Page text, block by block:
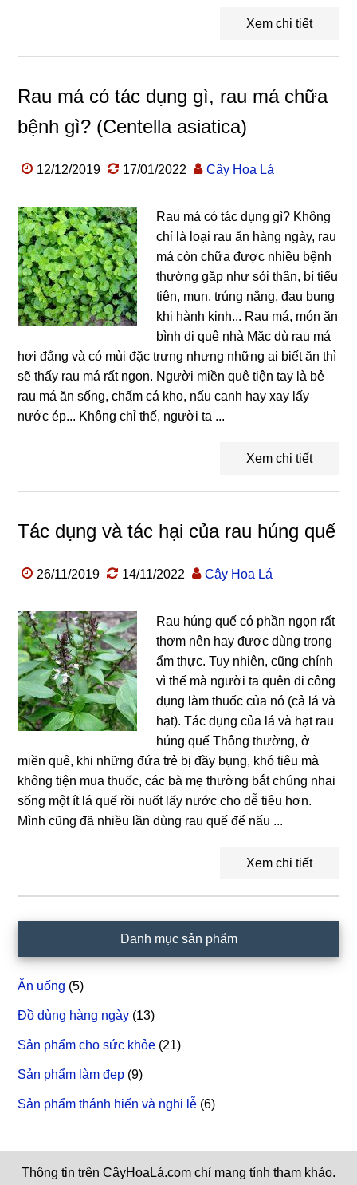
Xem chi tiết
Rau má có tác dụng gì, rau má chữa
bệnh gì? (Centella asiatica)
12/12/2019 17/01/2022 Cây Hoa Lá
Rau má có tác dụng gì? Không
chỉ là loại rau ăn hàng ngày, rau
má còn chữa được nhiều bệnh
thường gặp như sỏi thận, bí tiểu
tiện, mụn, trúng nắng, đau bụng
khi hành kinh... Rau má, món ăn
bình dị quê nhà Mặc dù rau má
hơi đắng và có mùi đặc trưng nhưng những ai biết ăn thì
sẽ thấy rau má rất ngon. Người miền quê tiện tay là bẻ
rau má ăn sống, chấm cá kho, nấu canh hay xay lấy
nước ép... Không chỉ thế, người ta ...
Xem chi tiết
Tác dụng và tác hại của rau húng quế
26/11/2019 14/11/2022 Cây Hoa Lá
Rau húng quế có phần ngọn rất
thơm nên hay được dùng trong
ẩm thực. Tuy nhiên, cũng chính
vì thế mà người ta quên đi công
dụng làm thuốc của nó (cả lá và
hạt). Tác dụng của lá và hạt rau
húng quế Thông thường, ở
miền quê, khi những đứa trẻ bị đầy bụng, khó tiêu mà
không tiện mua thuốc, các bà mẹ thường bắt chúng nhai
sống một ít lá quế rồi nuốt lấy nước cho dễ tiêu hơn.
Mình cũng đã nhiều lần dùng rau quế để nấu ...
Xem chi tiết
chính
Danh mục sản phẩm
Ăn uống (5)
Đồ dùng hàng ngày (13)
Sản phẩm cho sức khỏe (21)
Sản phẩm làm đẹp (9)
Sản phẩm thánh hiến và nghi lễ (6)
Thông tin trên CâyHoaLá.com chỉ mang tính tham khảo.